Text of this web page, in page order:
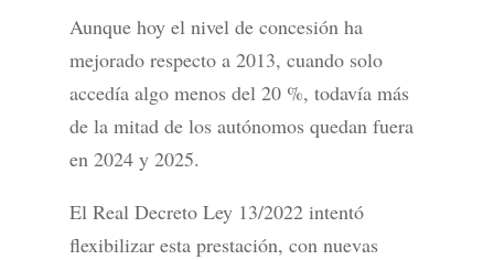
Aunque hoy el nivel de concesión ha
mejorado respecto a 2013, cuando solo
accedía algo menos del 20 %, todavía más
de la mitad de los autónomos quedan fuera
en 2024 y 2025.
El Real Decreto Ley 13/2022 intentó
flexibilizar esta prestación, con nuevas